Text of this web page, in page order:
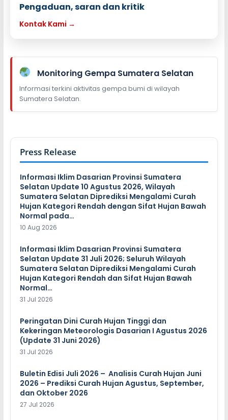
Pengaduan, saran dan kritik
Kontak Kami →
Monitoring Gempa Sumatera Selatan
Informasi terkini aktivitas gempa bumi di wilayah
Sumatera Selatan.
Press Release
Informasi Iklim Dasarian Provinsi Sumatera
Selatan Update 10 Agustus 2026, Wilayah
Sumatera Selatan Diprediksi Mengalami Curah
Hujan Kategori Rendah dengan Sifat Hujan Bawah
Normal pada…
10 Aug 2026
Informasi Iklim Dasarian Provinsi Sumatera
Selatan Update 31 Juli 2026; Seluruh Wilayah
Sumatera Selatan Diprediksi Mengalami Curah
Hujan Kategori Rendah dan Sifat Hujan Bawah
Normal…
31 Jul 2026
Peringatan Dini Curah Hujan Tinggi dan
Kekeringan Meteorologis Dasarian I Agustus 2026
(Update 31 Juni 2026)
31 Jul 2026
Buletin Edisi Juli 2026 – Analisis Curah Hujan Juni
2026 – Prediksi Curah Hujan Agustus, September,
dan Oktober 2026
27 Jul 2026